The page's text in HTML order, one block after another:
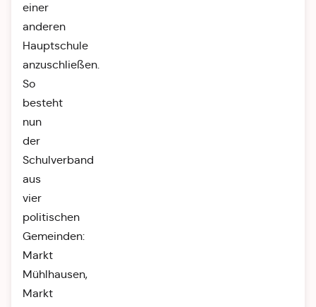
einer
anderen
Hauptschule
anzuschließen.
So
besteht
nun
der
Schulverband
aus
vier
politischen
Gemeinden:
Markt
Mühlhausen,
Markt